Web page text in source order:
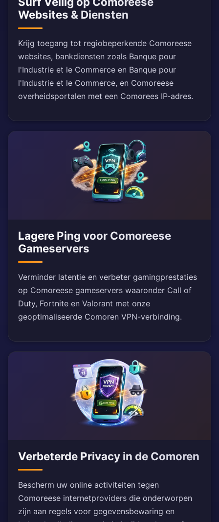
Websites & Diensten
Krijg toegang tot regiobeperkende Comoreese
websites, bankdiensten zoals Banque pour
l'Industrie et le Commerce en Banque pour
l'Industrie et le Commerce, en Comoreese
overheidsportalen met een Comorees IP-adres.
Lagere Ping voor Comoreese
Gameservers
Verminder latentie en verbeter gamingprestaties
op Comoreese gameservers waaronder Call of
Duty, Fortnite en Valorant met onze
geoptimaliseerde Comoren VPN-verbinding.
Verbeterde Privacy in de Comoren
Bescherm uw online activiteiten tegen
Comoreese internetproviders die onderworpen
zijn aan regels voor gegevensbewaring en